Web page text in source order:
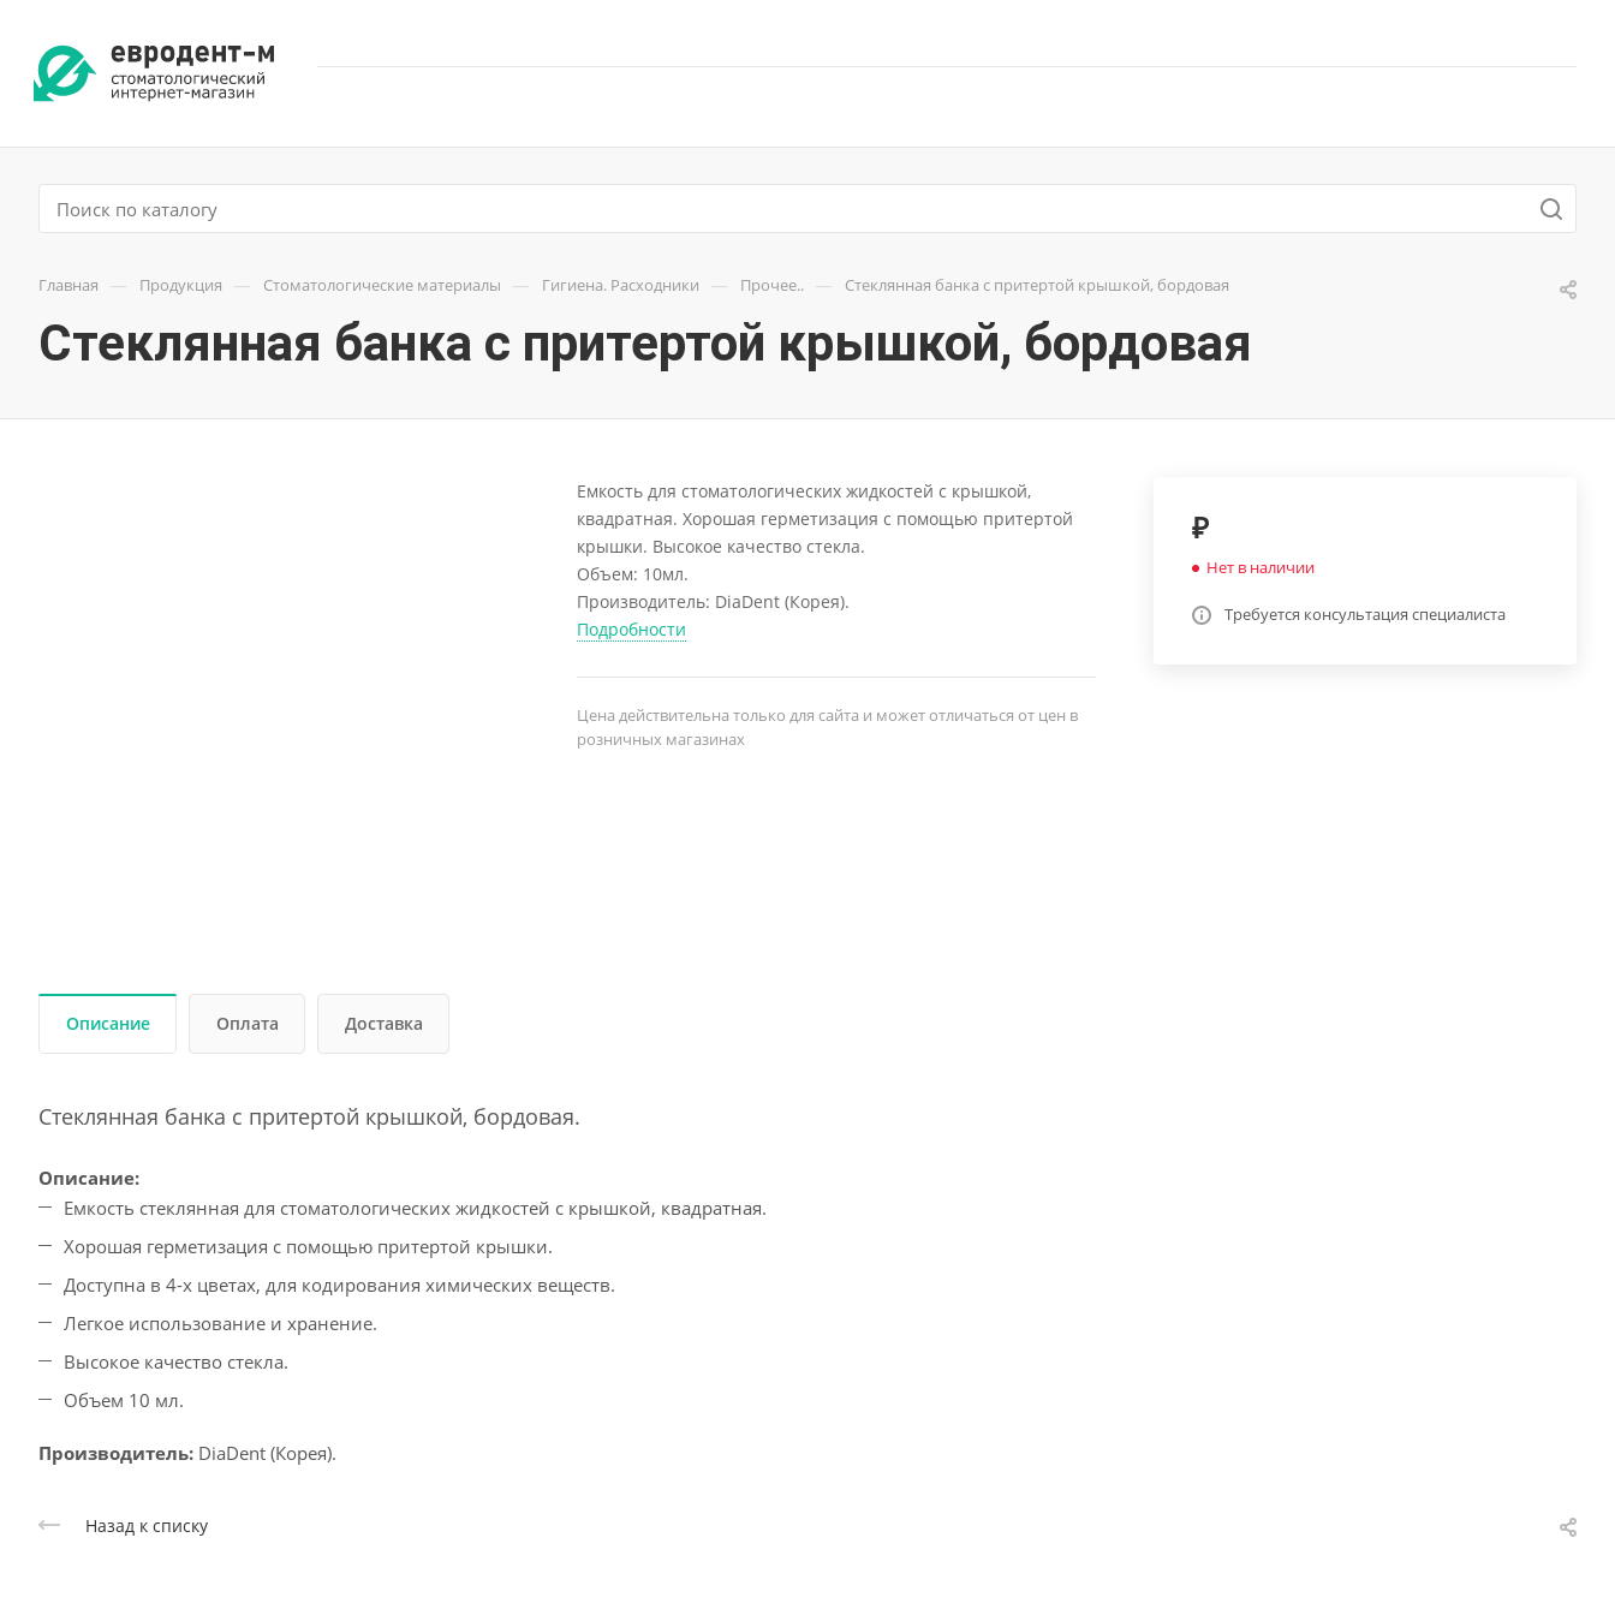
Главная — Продукция — Стоматологические материалы — Гигиена. Расходники — Прочее.. — Стеклянная банка с притертой крышкой, бордовая
Стеклянная банка с притертой крышкой, бордовая
₽
Нет в наличии
Требуется консультация специалиста
Емкость для стоматологических жидкостей с крышкой,
квадратная. Хорошая герметизация с помощью притертой
крышки. Высокое качество стекла.
Объем: 10мл.
Производитель: DiaDent (Корея).
Подробности
Цена действительна только для сайта и может отличаться от цен в
розничных магазинах
Описание Оплата Доставка
Стеклянная банка с притертой крышкой, бордовая.
Описание:
Емкость стеклянная для стоматологических жидкостей с крышкой, квадратная.
Хорошая герметизация с помощью притертой крышки.
Доступна в 4-х цветах, для кодирования химических веществ.
Легкое использование и хранение.
Высокое качество стекла.
Объем 10 мл.
Производитель: DiaDent (Корея).
Назад к списку